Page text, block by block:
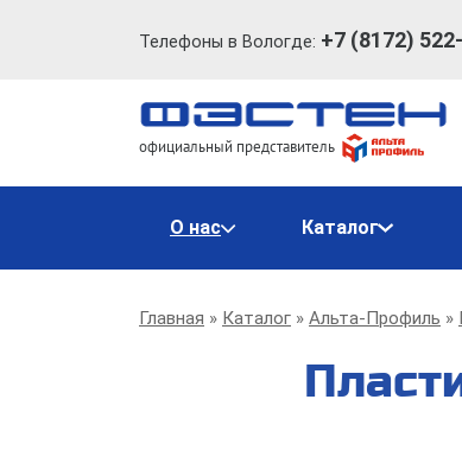
Телефоны в Вологде: +7 (8172)
официальный представитель
Основная
навигация
О нас Каталог
Строка
навигации
Главная Каталог Альта-Профиль